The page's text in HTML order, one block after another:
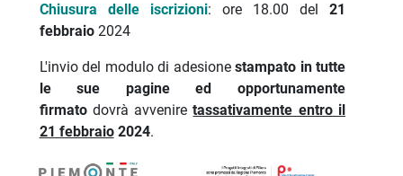
Chiusura delle iscrizioni: ore 18.00 del21
febbraio2024
L'invio del modulo di adesionestampato in tutte
le sue pagine ed opportunamente
firmatodovrà avveniretassativamente entro il
21 febbraio2024.